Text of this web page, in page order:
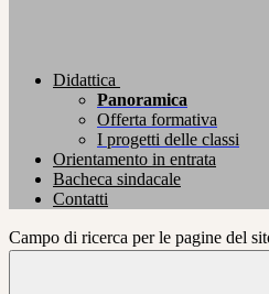
Didattica
Panoramica
Offerta formativa
I progetti delle classi
Orientamento in entrata
Bacheca sindacale
Contatti
Campo di ricerca per le pagine del